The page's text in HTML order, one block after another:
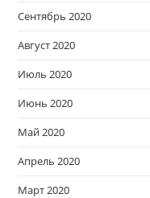
Сентябрь 2020
Август 2020
Июль 2020
Июнь 2020
Май 2020
Апрель 2020
Март 2020